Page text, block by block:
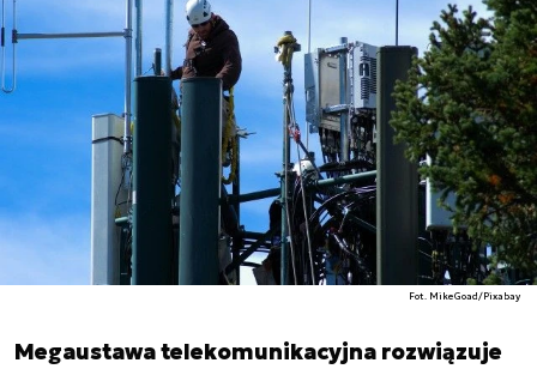
Fot. MikeGoad/Pixabay
Megaustawa telekomunikacyjna rozwiązuje